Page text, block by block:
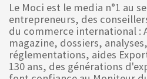
Le Moci est le media n°1 au
entrepreneurs, des
du commerce international :
magazine, dossiers,
réglementations, aides
130 ans, des générations